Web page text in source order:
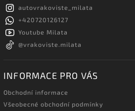
autovrakoviste_milata
+420720126127
Youtube Milata
@vrakoviste.milata
INFORMACE PRO VÁS
Obchodní informace
Všeobecné obchodní podmínky